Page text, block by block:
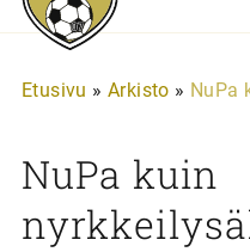
Etusivu » Arkisto » NuPa
NuPa kuin